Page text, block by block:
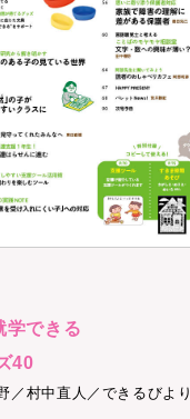
学できる
40
／村中直人／できるびより